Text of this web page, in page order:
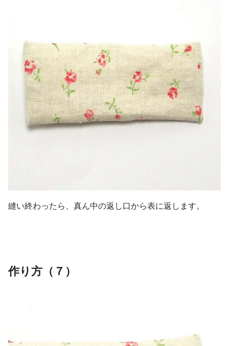
縫い終わったら、真ん中の返し口から表に返します。
作り方（７）